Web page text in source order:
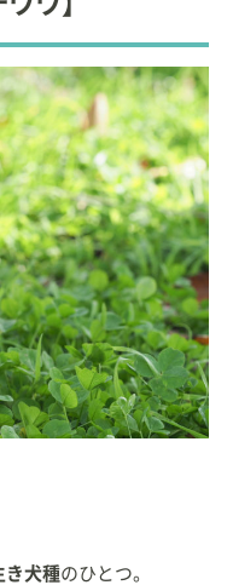
き犬種のひとつ。